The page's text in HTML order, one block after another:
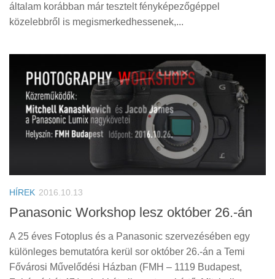
általam korábban már tesztelt fényképezőgéppel
közelebbről is megismerkedhessenek,...
HÍREK 2016.10.13
Panasonic Workshop lesz október 26.-án
A 25 éves Fotoplus és a Panasonic szervezésében egy
különleges bemutatóra kerül sor október 26.-án a Temi
Fővárosi Művelődési Házban (FMH – 1119 Budapest,